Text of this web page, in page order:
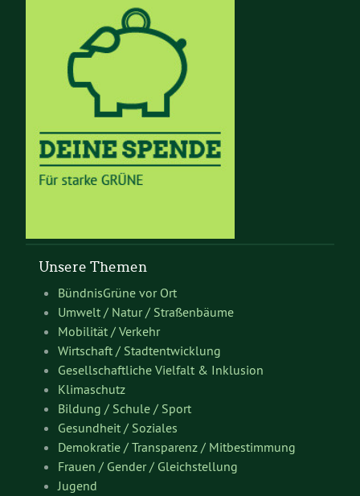
Unsere Themen
BündnisGrüne vor Ort
Umwelt / Natur / Straßenbäume
Mobilität / Verkehr
Wirtschaft / Stadtentwicklung
Gesellschaftliche Vielfalt & Inklusion
Klimaschutz
Bildung / Schule / Sport
Gesundheit / Soziales
Demokratie / Transparenz / Mitbestimmung
Frauen / Gender / Gleichstellung
Jugend